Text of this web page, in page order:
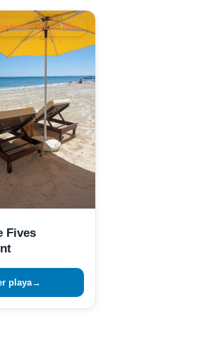
· hace 2 días
Fives
playa→